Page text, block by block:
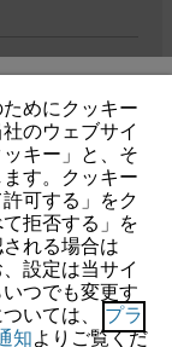
Für
wir Ihnen, zu
めにクッキー
のウェブサイ
キー」と、そ
す。クッキー
可する」をク
拒否する」を
れる場合は
設定は当サイ
つでも変更す
いては、 プラ
知よりご覧くだ